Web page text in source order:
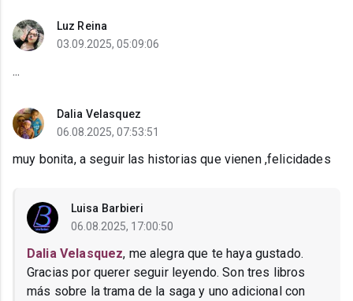
Luz Reina
03.09.2025, 05:09:06
...
Dalia Velasquez
06.08.2025, 07:53:51
muy bonita, a seguir las historias que vienen ,felicidades
Luisa Barbieri
06.08.2025, 17:00:50
Dalia Velasquez, me alegra que te haya gustado.
Gracias por querer seguir leyendo. Son tres libros
más sobre la trama de la saga y uno adicional con